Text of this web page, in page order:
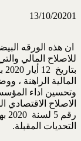
13/10/20201
ان هذه الورقه
المالية الراهنة ،
وتحسين اداء
الاصلاح
التحديات المقبلة.